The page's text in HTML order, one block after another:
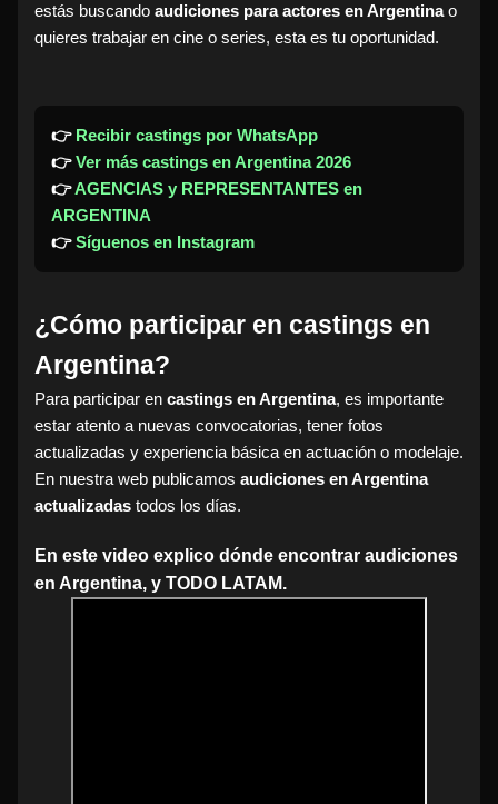
estás buscando audiciones para actores en Argentinao
quieres trabajar en cine o series, esta es tu oportunidad.
👉 Recibir castings por WhatsApp
👉Ver más castings en Argentina 2026
👉AGENCIAS y REPRESENTANTES en
ARGENTINA
👉Síguenos en Instagram
¿Cómo participar en castings en
Argentina?
Para participar en castings en Argentina, es importante
estar atento a nuevas convocatorias, tener fotos
actualizadas y experiencia básica en actuación o modelaje.
En nuestra web publicamos audiciones en Argentina
actualizadas todos los días.
En este video explico dónde encontrar audiciones
en Argentina, y TODO LATAM.